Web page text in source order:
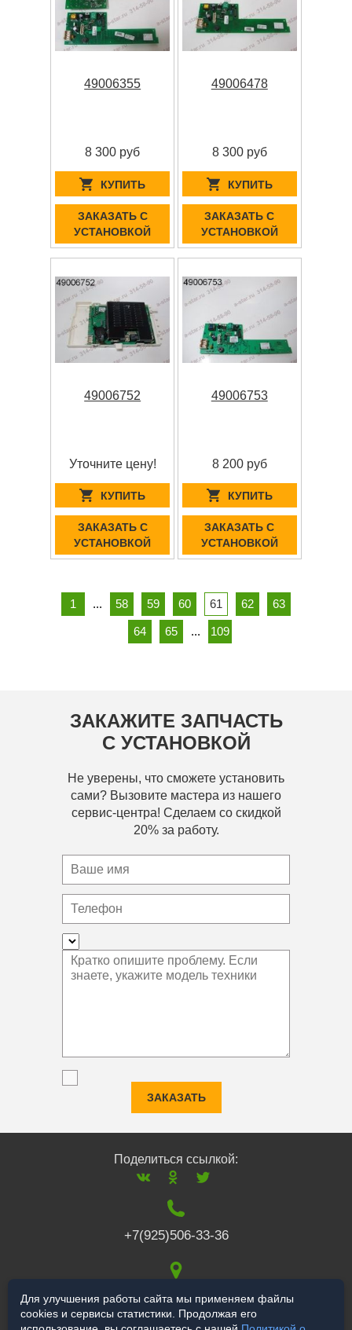
49006355
8 300 руб
КУПИТЬ
ЗАКАЗАТЬ С
УСТАНОВКОЙ
49006478
8 300 руб
КУПИТЬ
ЗАКАЗАТЬ С
УСТАНОВКОЙ
49006752
Уточните цену!
КУПИТЬ
ЗАКАЗАТЬ С
УСТАНОВКОЙ
49006753
8 200 руб
КУПИТЬ
ЗАКАЗАТЬ С
УСТАНОВКОЙ
1 ... 58 59 60 61 62 63
64 65 ... 109
ЗАКАЖИТЕ ЗАПЧАСТЬ
С УСТАНОВКОЙ
Не уверены, что сможете установить
сами? Вызовите мастера из нашего
сервис-центра! Сделаем со скидкой
20% за работу.
ЗАКАЗАТЬ
Поделиться ссылкой:
+7(925)506-33-36
117519,г. Москва,
Варшавское ш., 132
Для улучшения работы сайта мы применяем файлы
cookies и сервисы статистики. Продолжая его